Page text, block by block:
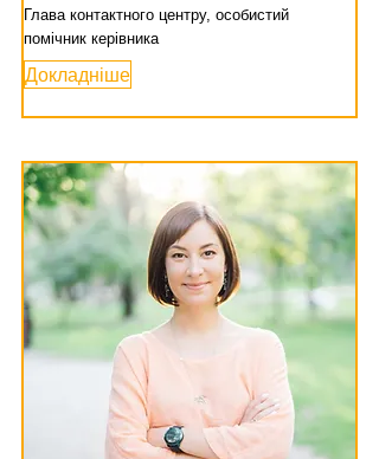
Глава контактного центру, особистий
помічник керівника
Докладніше